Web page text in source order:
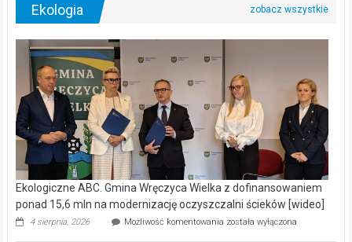
Ekologia
Ekologiczne ABC. Gmina Wręczyca Wielka z dofinansowaniem
ponad 15,6 mln na modernizację oczyszczalni ścieków [wideo]
4 sierpnia, 2026 Możliwość komentowania Ekologiczne
została wyłączona